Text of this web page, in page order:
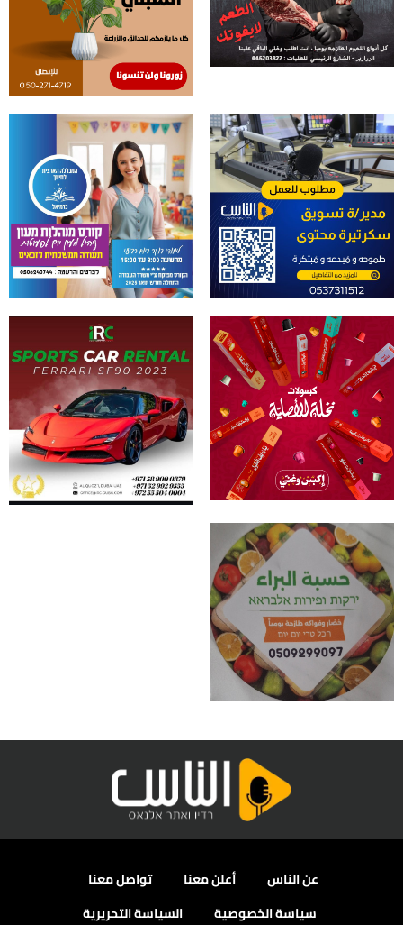
عن الناس أعلن معنا
تواصل معنا
سياسة الخصوصية
السياسة التحريرية